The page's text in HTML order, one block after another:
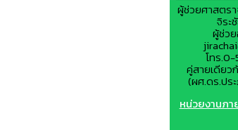
ผู้ช่วยศาสตร
จิระ
ผู้ช่ว
โทร
คู่สายเดียว
(ผศ.ดร.ปร
หน่วยงานภา